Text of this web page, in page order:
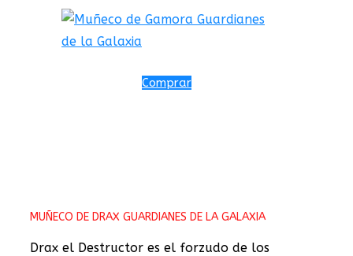
Comprar
MUÑECO DE DRAX GUARDIANES DE LA GALAXIA
Drax el Destructor es el forzudo de los